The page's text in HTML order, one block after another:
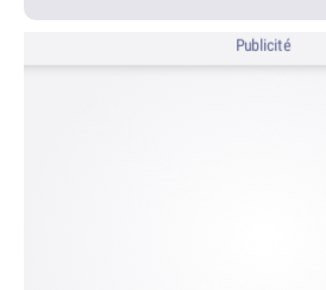
Publicité